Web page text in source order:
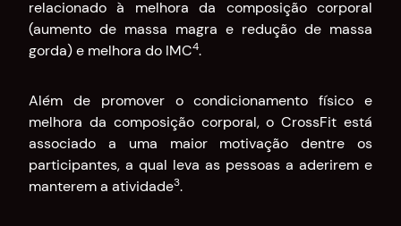
relacionado à melhora da composição corporal
(aumento de massa magra e redução de massa
gorda) e melhora do IMC4.
Além de promover o condicionamento físico e
melhora da composição corporal, o CrossFit está
associado a uma maior motivação dentre os
participantes, a qual leva as pessoas a aderirem e
manterem a atividade3.